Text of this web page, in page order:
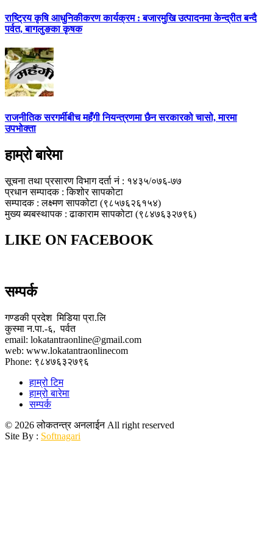
राष्ट्रिय कृषि आधुनिकीकरण कार्यक्रम : बजारमुखि उत्पादनमा केन्द्रीत बन्दै
पर्वत, बागलुङका कृषक
राजनीतिक सरगर्मीबीच महँगी नियन्त्रणमा छैन सरकारको चासो, मारमा
उपभोक्ता
हाम्रो बारेमा
सूचना तथा प्रसारण विभाग दर्ता नं : १४३५/०७६-७७
प्रधान सम्पादक : किशोर सापकोटा
सम्पादक : लक्ष्मण सापकोटा (९८५७६२६१५४)
मुख्य ब्यबस्थापक : ढाकाराम सापकोटा (९८४७६३२७९६)
LIKE ON FACEBOOK
सम्पर्क
गण्डकी प्रदेश मिडिया प्रा.लि
कुस्मा न.पा.-६, पर्वत
email: lokatantraonline@gmail.com
web: www.lokatantraonlinecom
Phone: ९८४७६३२७९६
हाम्रो टिम
हाम्रो बारेमा
सम्पर्क
© 2026 लोकतन्त्र अनलाईन All right reserved
Site By : Softnagari